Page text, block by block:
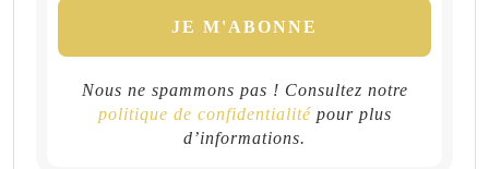
Nous ne spammons pas ! Consultez notre
politique de confidentialitépour plus
d’informations.